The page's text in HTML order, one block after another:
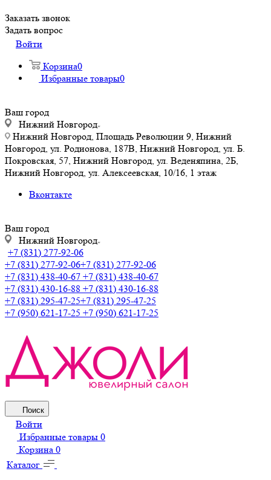
Заказать звонок
Задать вопрос
Войти
Корзина0
Избранные товары0
Ваш город
Нижний Новгород
Нижний Новгород, Площадь Революции 9, Нижний
Новгород, ул. Родионова, 187В, Нижний Новгород, ул. Б.
Покровская, 57, Нижний Новгород, ул. Веденяпина, 2Б,
Нижний Новгород, ул. Алексеевская, 10/16, 1 этаж
Вконтакте
Ваш город
Нижний Новгород
+7 (831) 277-92-06
+7 (831) 277-92-06+7 (831) 277-92-06
+7 (831) 438-40-67 +7 (831) 438-40-67
+7 (831) 430-16-88 +7 (831) 430-16-88
+7 (831) 295-47-25+7 (831) 295-47-25
+7 (950) 621-17-25 +7 (950) 621-17-25
Поиск
Войти
Избранные товары 0
Корзина 0
Каталог